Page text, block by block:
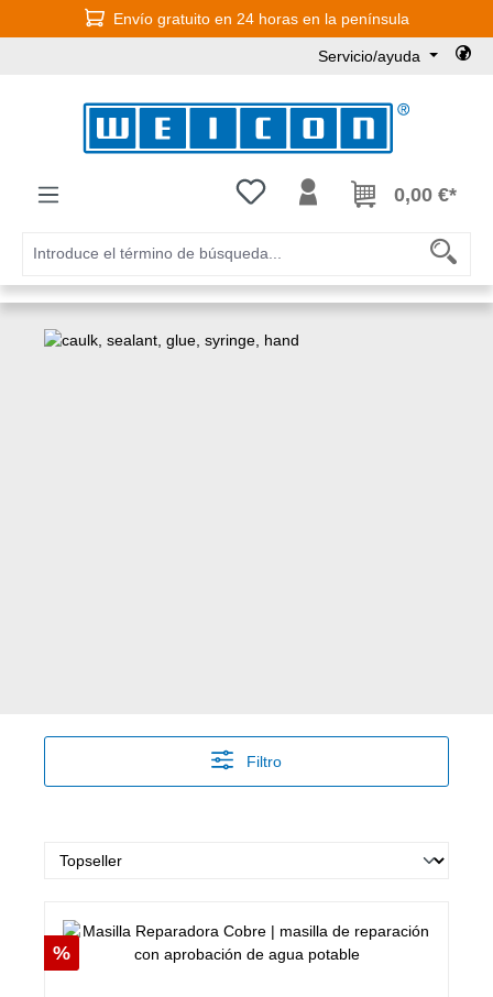
Saltar al contenido principalEnvío gratuito en 24 horas en la península
Servicio/ayuda
Tienes 0 artículos en tu lista de
0,00 €*
Filtro
Descuento
%